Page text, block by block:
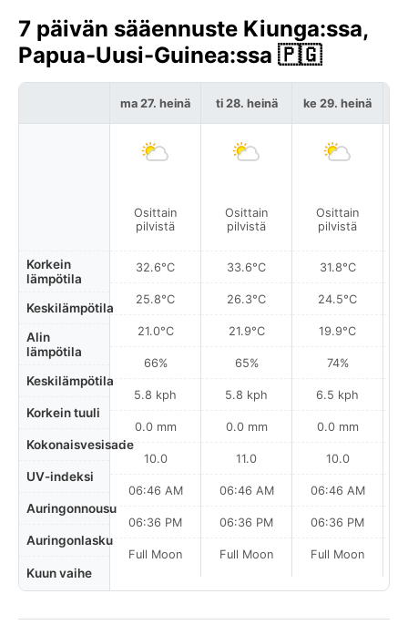
7 päivän sääennuste Kiunga:ssa,
Papua-Uusi-Guinea:ssa 🇵🇬
Korkein
lämpötila
Keskilämpötila
Alin
lämpötila
Keskilämpötila
Korkein tuuli
Kokonaisvesisade
UV-indeksi
Auringonnousu
Auringonlasku
Kuun vaihe
ma 27. heinä
Osittain
pilvistä
32.6°C
25.8°C
21.0°C
66%
5.8 kph
0.0 mm
10.0
06:46 AM
06:36 PM
Full Moon
ti 28. heinä
Osittain
pilvistä
33.6°C
26.3°C
21.9°C
65%
5.8 kph
0.0 mm
11.0
06:46 AM
06:36 PM
Full Moon
ke 29. heinä
Osittain
pilvistä
31.8°C
24.5°C
19.9°C
74%
6.5 kph
0.0 mm
10.0
06:46 AM
06:36 PM
Full Moon